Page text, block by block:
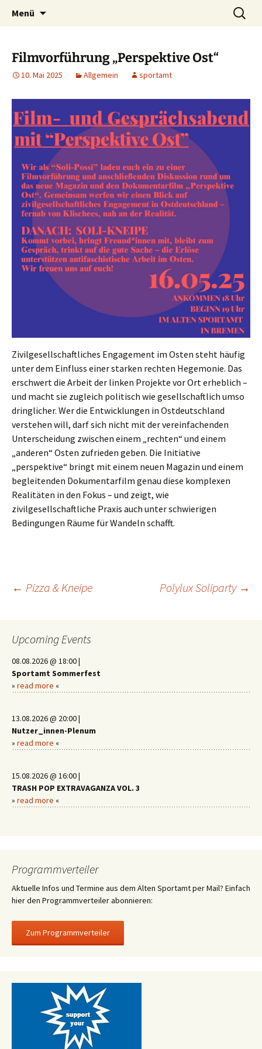
Altes Sportamt
Menü
Suchen
nach:
Filmvorführung „Perspektive Ost“
10. Mai 2025 Allgemein sportamt
Zivilgesellschaftliches Engagement im Osten steht häufig
unter dem Einfluss einer starken rechten Hegemonie. Das
erschwert die Arbeit der linken Projekte vor Ort erheblich –
und macht sie zugleich politisch wie gesellschaftlich umso
dringlicher. Wer die Entwicklungen in Ostdeutschland
verstehen will, darf sich nicht mit der vereinfachenden
Unterscheidung zwischen einem „rechten“ und einem
„anderen“ Osten zufrieden geben. Die Initiative
„perspektive“ bringt mit einem neuen Magazin und einem
begleitenden Dokumentarfilm genau diese komplexen
Realitäten in den Fokus – und zeigt, wie
zivilgesellschaftliche Praxis auch unter schwierigen
Bedingungen Räume für Wandeln schafft.
Beitragsnavigation
← Pizza & Kneipe Polylux Soliparty →
Upcoming Events
08.08.2026 @ 18:00 |
Sportamt Sommerfest
» read more «
13.08.2026 @ 20:00 |
Nutzer_innen-Plenum
» read more «
15.08.2026 @ 16:00 |
TRASH POP EXTRAVAGANZA VOL. 3
» read more «
Programmverteiler
Aktuelle Infos und Termine aus dem Alten Sportamt per Mail? Einfach
hier den Programmverteiler abonnieren: